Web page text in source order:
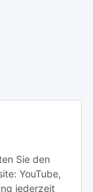
Sie den
YouTube,
jederzeit